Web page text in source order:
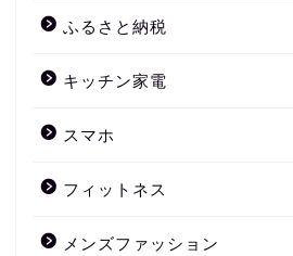
ふるさと納税
キッチン家電
スマホ
フィットネス
メンズファッション